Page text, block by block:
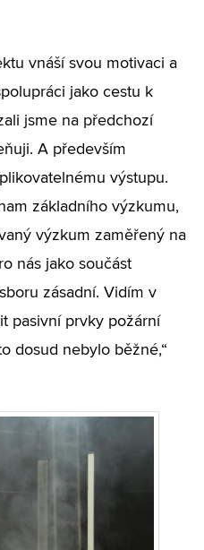
vnáší svou motivaci a
jako cestu k
jsme na předchozí
A především
výstupu.
základního výzkumu,
výzkum zaměřený na
nás jako součást
zásadní. Vidím v
pasivní prvky požární
dosud nebylo běžné,“